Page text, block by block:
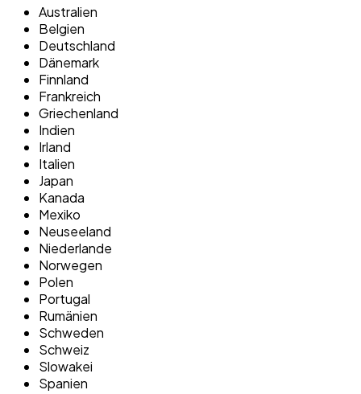
Australien
Belgien
Deutschland
Dänemark
Finnland
Frankreich
Griechenland
Indien
Irland
Italien
Japan
Kanada
Mexiko
Neuseeland
Niederlande
Norwegen
Polen
Portugal
Rumänien
Schweden
Schweiz
Slowakei
Spanien